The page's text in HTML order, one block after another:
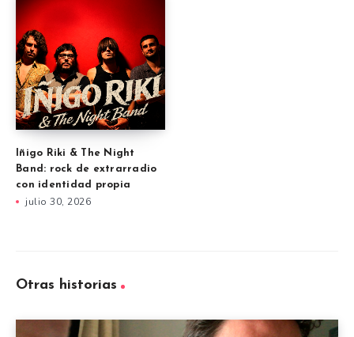
Iñigo Riki & The Night
Band: rock de extrarradio
con identidad propia
julio 30, 2026
Otras historias